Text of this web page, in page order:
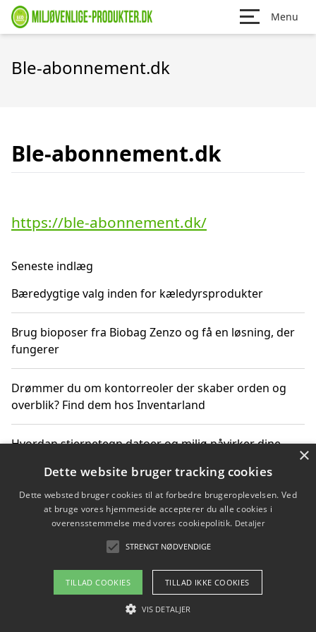
Menu
Ble-abonnement.dk
Ble-abonnement.dk
https://ble-abonnement.dk/
Seneste indlæg
Bæredygtige valg inden for kæledyrsprodukter
Brug bioposer fra Biobag Zenzo og få en løsning, der
fungerer
Drømmer du om kontorreoler der skaber orden og
overblik? Find dem hos Inventarland
Hvordan stjernetegn datoer og miljø påvirker dine
Bæredygtige gadgets til en grønnere hverdag
Om / kontakt
Blog Betingelser
×
Dette website bruger tracking cookies
Dette websted bruger cookies til at forbedre brugeroplevelsen. Ved
at bruge vores hjemmeside accepterer du alle cookies i
overensstemmelse med vores cookiepolitik. Detaljer
STRENGT NØDVENDIGE
TILLAD COOKIES TILLAD IKKE COOKIES
VIS DETALJER